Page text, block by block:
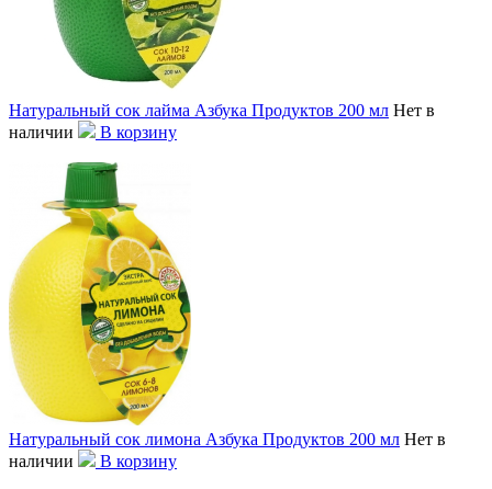
Натуральный сок лайма Азбука Продуктов 200 мл Нет в
наличии
В корзину
Натуральный сок лимона Азбука Продуктов 200 мл Нет в
наличии
В корзину